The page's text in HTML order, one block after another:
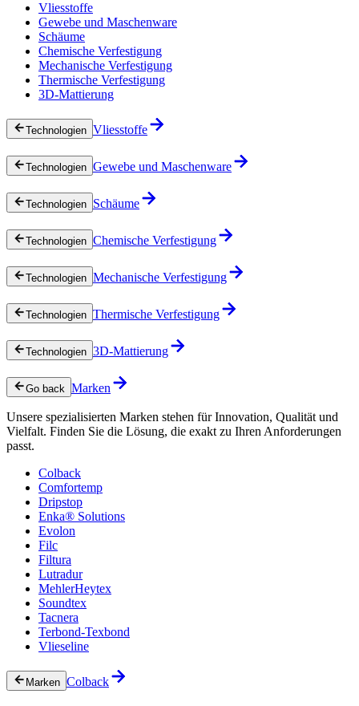
Vliesstoffe
Gewebe und Maschenware
Schäume
Chemische Verfestigung
Mechanische Verfestigung
Thermische Verfestigung
3D-Mattierung
Technologien Vliesstoffe
Technologien Gewebe und Maschenware
Technologien Schäume
Technologien Chemische Verfestigung
Technologien Mechanische Verfestigung
Technologien Thermische Verfestigung
Technologien 3D-Mattierung
Go back Marken
Unsere spezialisierten Marken stehen für Innovation, Qualität und
Vielfalt. Finden Sie die Lösung, die exakt zu Ihren Anforderungen
passt.
Colback
Comfortemp
Dripstop
Enka® Solutions
Evolon
Filc
Filtura
Lutradur
MehlerHeytex
Soundtex
Tacnera
Terbond-Texbond
Vlieseline
Marken Colback